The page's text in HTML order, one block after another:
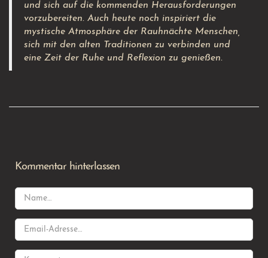
und sich auf die kommenden Herausforderungen
vorzubereiten. Auch heute noch inspiriert die
mystische Atmosphäre der Rauhnächte Menschen,
sich mit den alten Traditionen zu verbinden und
eine Zeit der Ruhe und Reflexion zu genießen.
Kommentar hinterlassen